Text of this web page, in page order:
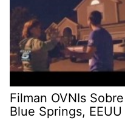
Filman OVNIs Sobre
Blue Springs, EEUU